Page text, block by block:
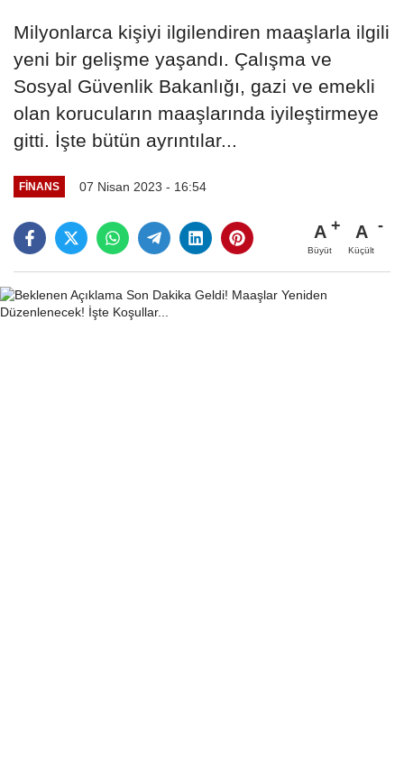
Milyonlarca kişiyi ilgilendiren maaşlarla ilgili
yeni bir gelişme yaşandı. Çalışma ve
Sosyal Güvenlik Bakanlığı, gazi ve emekli
olan korucuların maaşlarında iyileştirmeye
gitti. İşte bütün ayrıntılar...
FINANS 07 Nisan 2023 - 16:54
A
Büyüt
A
Küçült